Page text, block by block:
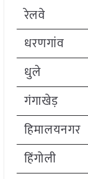
रेलवे
धरणगांव
धुले
गंगाखेड़
हिमालयनगर
हिंगोली